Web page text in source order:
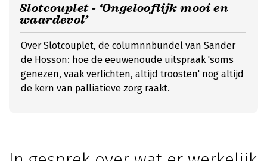
Slotcouplet - ‘Ongelooflijk mooi en
waardevol’
Over Slotcouplet, de columnnbundel van Sander
de Hosson: hoe de eeuwenoude uitspraak 'soms
genezen, vaak verlichten, altijd troosten' nog altijd
de kern van palliatieve zorg raakt.